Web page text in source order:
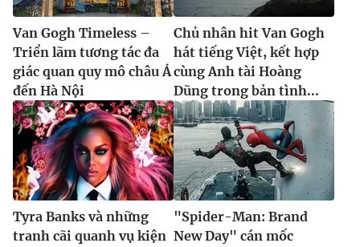
Van Gogh Timeless –
Triển lãm tương tác đa
giác quan quy mô châu Á
đến Hà Nội
Chủ nhân hit Van Gogh
hát tiếng Việt, kết hợp
cùng Anh tài Hoàng
Dũng trong bản tình...
Tyra Banks và những
tranh cãi quanh vụ kiện
"Spider-Man: Brand
New Day" cán mốc